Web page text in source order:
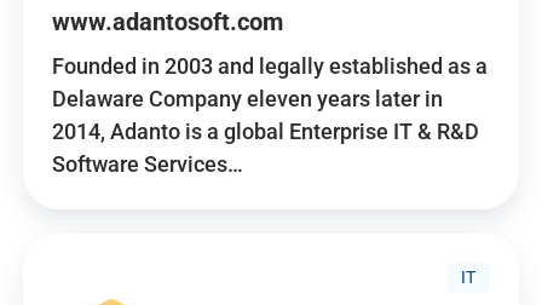
www.adantosoft.com
Founded in 2003 and legally established as a
Delaware Company eleven years later in
2014, Adanto is a global Enterprise IT & R&D
Software Services…
IT